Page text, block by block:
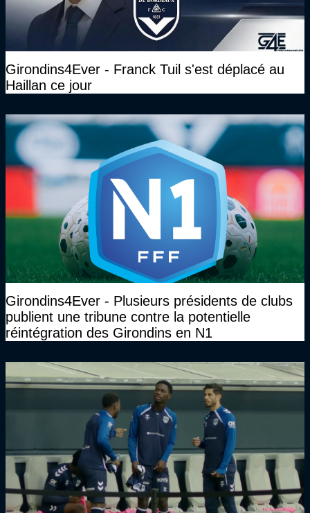
Girondins4Ever - Franck Tuil s'est déplacé au
Haillan ce jour
Girondins4Ever - Plusieurs présidents de clubs
publient une tribune contre la potentielle
réintégration des Girondins en N1